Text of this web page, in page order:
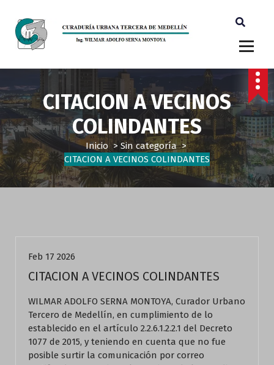
CITACION A VECINOS
COLINDANTES
Inicio>Sin categoría>
CITACION A VECINOS COLINDANTES
Feb 17 2026
CITACION A VECINOS COLINDANTES
WILMAR ADOLFO SERNA MONTOYA, Curador Urbano
Tercero de Medellín, en cumplimiento de lo
establecido en el artículo 2.2.6.1.2.2.1 del Decreto
1077 de 2015, y teniendo en cuenta que no fue
posible surtir la comunicación por correo